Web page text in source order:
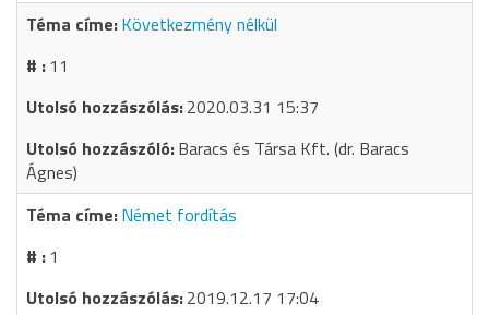
Következmény nélkül
11
2020.03.31 15:37
Baracs és Társa Kft. (dr. Baracs
Ágnes)
Német fordítás
1
2019.12.17 17:04